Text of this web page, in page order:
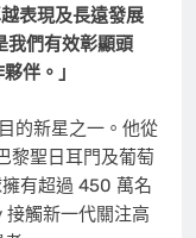
表現及長遠發展
我們有效彰顯頭
伴。」
的新星之一。他從
黎聖日耳門及葡萄
有超過 450 萬名
觸新一代關注高